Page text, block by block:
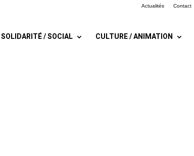
Actualités Contact
SOLIDARITÉ / SOCIAL CULTURE / ANIMATION